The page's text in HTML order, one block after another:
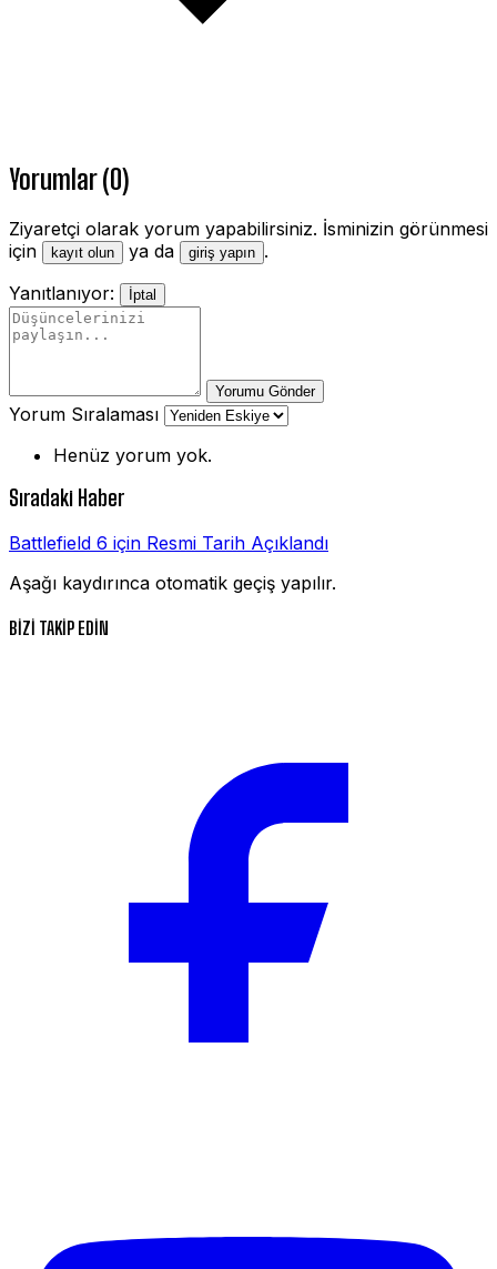
Yorumlar (0)
Ziyaretçi olarak yorum yapabilirsiniz. İsminizin görünmesi
için
kayıt olun ya da giriş yapın .
Yanıtlanıyor:
İptal
Yorumu Gönder
Yorum Sıralaması
Henüz yorum yok.
Sıradaki Haber
Battlefield 6 için Resmi Tarih Açıklandı
Aşağı kaydırınca otomatik geçiş yapılır.
BİZİ TAKİP EDİN